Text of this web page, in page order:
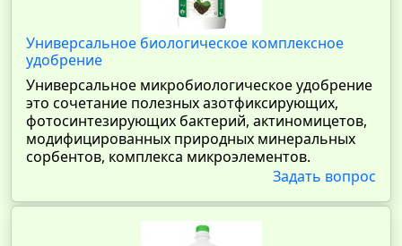
Универсальное биологическое комплексное
удобрение
Универсальное микробиологическое удобрение
это сочетание полезных азотфиксирующих,
фотосинтезирующих бактерий, актиномицетов,
модифицированных природных минеральных
сорбентов, комплекса микроэлементов.
Задать вопрос